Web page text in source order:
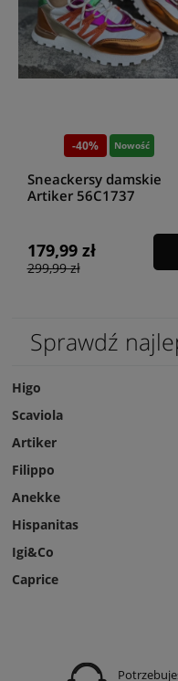
-40% Nowość
Sneackersy damskie
Artiker 56C1737
179,99 zł
299,99 zł
Sprawdź
Higo
Scaviola
Artiker
Filippo
Anekke
Hispanitas
Igi&Co
Caprice